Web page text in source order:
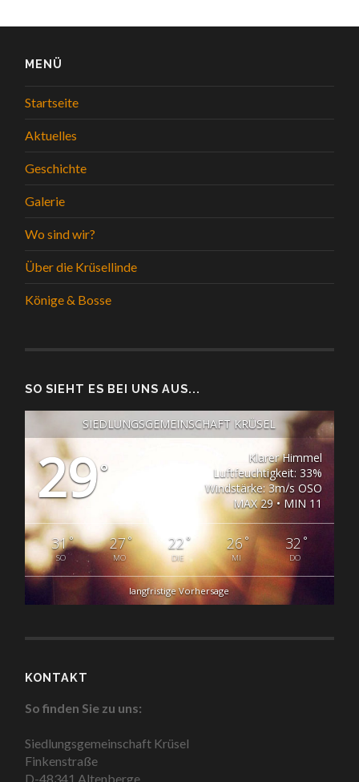
MENÜ
Startseite
Aktuelles
Geschichte
Galerie
Wo sind wir?
Über die Krüsellinde
Könige & Bosse
SO SIEHT ES BEI UNS AUS...
SIEDLUNGSGEMEINSCHAFT KRÜSEL
29°
Klarer Himmel
Luftfeuchtigkeit: 33%
Windstärke: 3m/s OSO
MAX 29 • MIN 11
31°
SO
27°
MO
22 °
DIE
26°
MI
32 °
DO
langfristige Vorhersage
KONTAKT
So finden Sie zu uns:
Siedlungsgemeinschaft Krüsel
Finkenstraße
D-48341 Altenberge